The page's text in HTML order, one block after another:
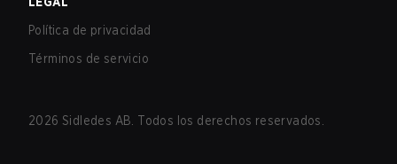
Política de privacidad
Términos de servicio
2026 Sidledes AB. Todos los derechos reservados.